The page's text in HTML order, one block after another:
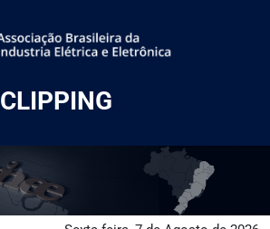
CLIPPING